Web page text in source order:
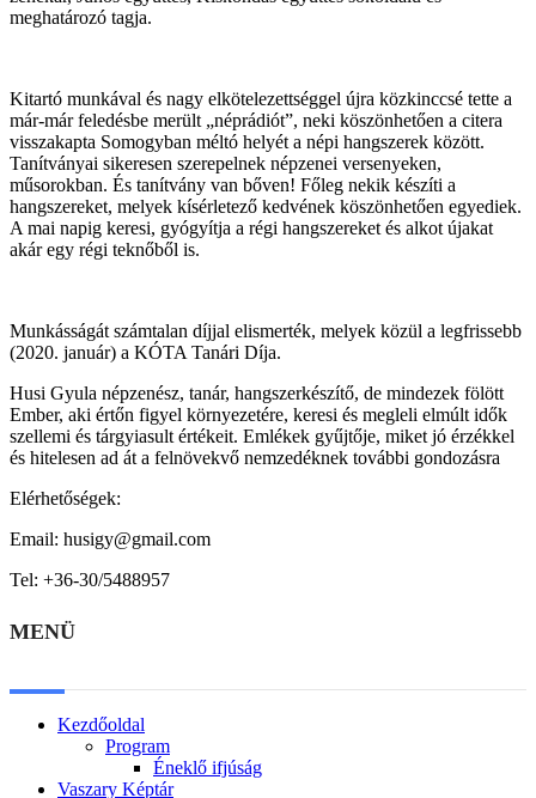
meghatározó tagja.
Kitartó munkával és nagy elkötelezettséggel újra közkinccsé tette a
már-már feledésbe merült „néprádiót”, neki köszönhetően a citera
visszakapta Somogyban méltó helyét a népi hangszerek között.
Tanítványai sikeresen szerepelnek népzenei versenyeken,
műsorokban. És tanítvány van bőven! Főleg nekik készíti a
hangszereket, melyek kísérletező kedvének köszönhetően egyediek.
A mai napig keresi, gyógyítja a régi hangszereket és alkot újakat
akár egy régi teknőből is.
Munkásságát számtalan díjjal elismerték, melyek közül a legfrissebb
(2020. január) a KÓTA Tanári Díja.
Husi Gyula népzenész, tanár, hangszerkészítő, de mindezek fölött
Ember, aki értőn figyel környezetére, keresi és megleli elmúlt idők
szellemi és tárgyiasult értékeit. Emlékek gyűjtője, miket jó érzékkel
és hitelesen ad át a felnövekvő nemzedéknek további gondozásra
Elérhetőségek:
Email: husigy@gmail.com
Tel: +36-30/5488957
MENÜ
Kezdőoldal
Program
Éneklő ifjúság
Vaszary Képtár